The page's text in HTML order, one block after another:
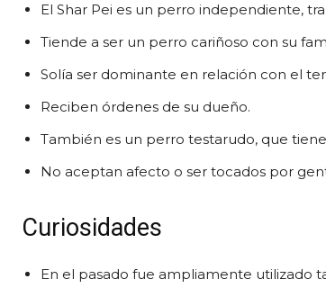
El Shar Pei es un perro independiente,
Tiende a ser un perro cariñoso con su
Solía ser dominante en relación con el
Reciben órdenes de su dueño.
También es un perro testarudo, que
No aceptan afecto o ser tocados por
Curiosidades
En el pasado fue ampliamente utilizado